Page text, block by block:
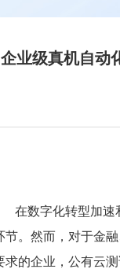
企业级真机自动